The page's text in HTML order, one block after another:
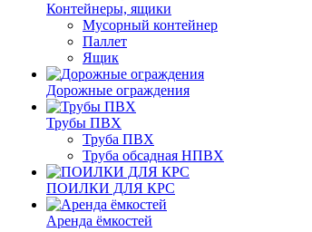
Контейнеры, ящики
Мусорный контейнер
Паллет
Ящик
Дорожные ограждения
Трубы ПВХ
Труба ПВХ
Труба обсадная НПВХ
ПОИЛКИ ДЛЯ КРС
Аренда ёмкостей